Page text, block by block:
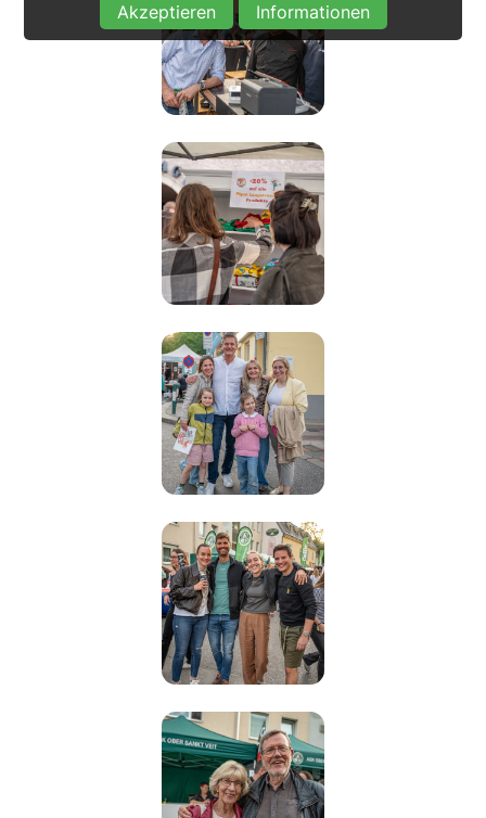
Akzeptieren
Informationen